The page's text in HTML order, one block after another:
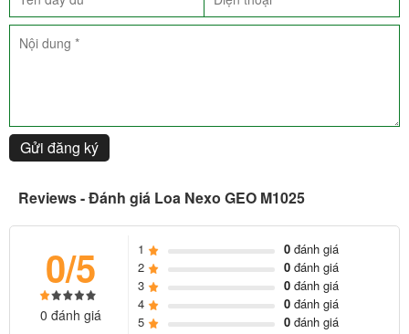
or without its companion sub the MSUB15
Integrated rigging hardware with no loose parts and
Comprehensive range of versatile, multifunction accessories
for deploying the GEO M10 in a wide variety of applications
Gửi đăng ký
Reviews - Đánh giá Loa Nexo GEO M1025
0/5
0 đánh giá
1 0đánh giá
2
0đánh giá
3
0đánh giá
4
0đánh giá
5
0đánh giá